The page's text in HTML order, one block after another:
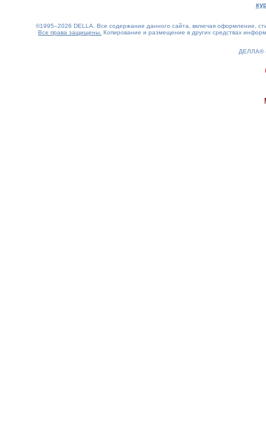
©1995–2026 DELLA. Все содержание данного сайта, включая оформление,
Все права защищены. Копирование и размещение в других средствах